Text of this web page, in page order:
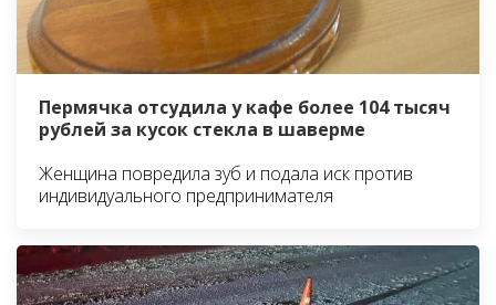
Пермячка отсудила у кафе более 104 тысяч
рублей за кусок стекла в шаверме
Женщина повредила зуб и подала иск против
индивидуального предпринимателя